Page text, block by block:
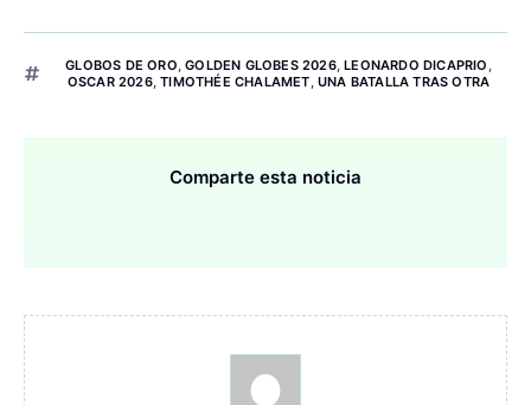
GLOBOS DE ORO,GOLDEN GLOBES 2026,LEONARDO DICAPRIO ,
OSCAR 2026,TIMOTHÉE CHALAMET, UNA BATALLA TRAS OTRA
Comparte esta noticia